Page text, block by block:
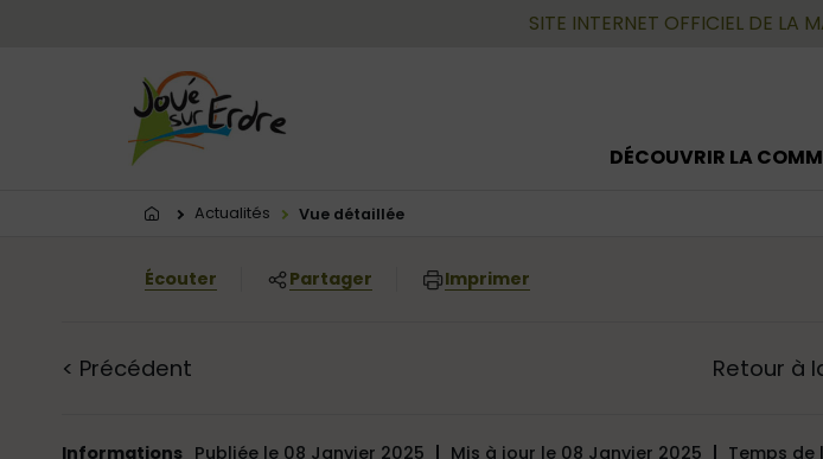
SITE INTERNET OFFICIEL DE LA
DÉCOUVRIR LA
Vous êtes ici:
Actualités Vue détaillée
Écouter Partager Imprimer
< Précédent Retour à
Informations Publiée le 08 Janvier 2025 Mis à jour le 08 Janvier 2025 Temps de